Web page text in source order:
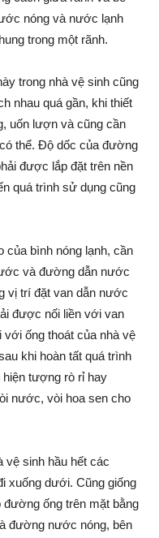
nóng và nước lạnh
trong một rãnh.
trong nhà vệ sinh cũng
nhau quá gần, khi thiết
uốn lượn và cũng cần
thể. Độ dốc của đường
được lắp đặt trên nền
quá trình sử dụng cũng
bình nóng lạnh, cần
và đường dẫn nước
vị trí đặt van dẫn nước
được nối liền với van
ống thoát của nhà vệ
khi hoàn tất quá trình
tượng rò rỉ hay
nước, vòi hoa sen cho
vệ sinh hầu hết các
xuống dưới. Cũng giống
đường ống trên mặt bằng
đường nước nóng, bên